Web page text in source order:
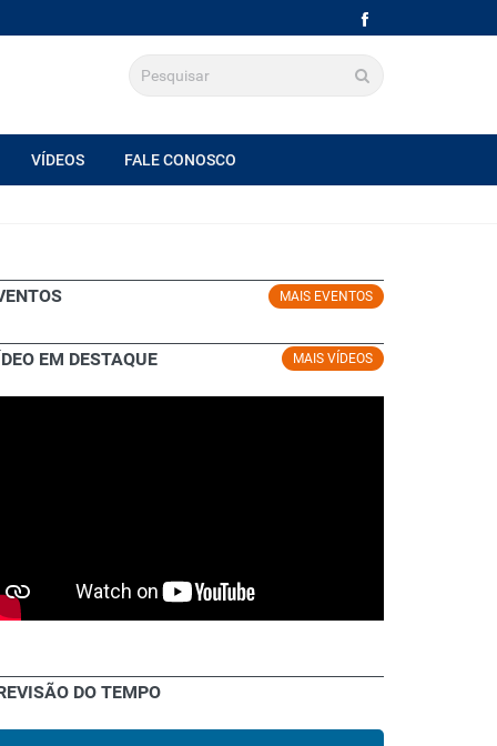
VÍDEOS FALE CONOSCO
MAIS EVENTOS
MAIS VÍDEOS
EM DESTAQUE
DO TEMPO